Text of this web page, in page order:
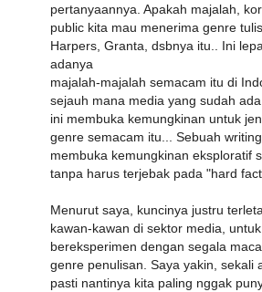
pertanyaannya. Apakah majalah,
public kita mau menerima genre
Harpers, Granta, dsbnya itu.. Ini
adanya
majalah-majalah semacam itu di
sejauh mana media yang sudah
ini membuka kemungkinan untuk
genre semacam itu... Sebuah
membuka kemungkinan eksploratif
tanpa harus terjebak pada "hard
Menurut saya, kuncinya justru
kawan-kawan di sektor media,
bereksperimen dengan segala
genre penulisan. Saya yakin, sekali
pasti nantinya kita paling nggak